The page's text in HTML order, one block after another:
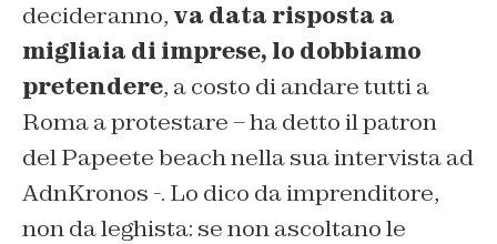
decideranno, va data risposta a
migliaia di imprese, lo dobbiamo
pretendere, a costo di andare tutti a
Roma a protestare – ha detto il patron
del Papeete beach nella sua intervista ad
AdnKronos -. Lo dico da imprenditore,
non da leghista: se non ascoltano le